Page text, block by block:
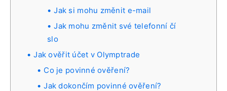
Jak si mohu změnit e-mail
Jak mohu změnit své telefonní čí
slo
Jak ověřit účet v Olymptrade
Co je povinné ověření?
Jak dokončím povinné ověření?